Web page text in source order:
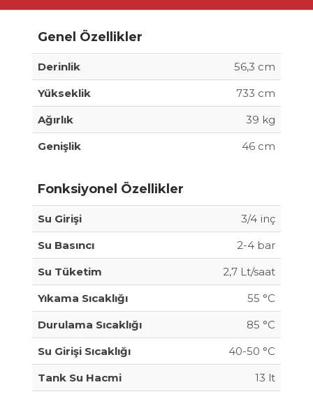
Genel Özellikler
Derinlik
56,3 cm
Yükseklik
733 cm
Ağırlık
39 kg
Genişlik
46 cm
Fonksiyonel Özellikler
Su Girişi
3/4 inç
Su Basıncı
2-4 bar
Su Tüketim
2,7 Lt/saat
Yıkama Sıcaklığı
55 °C
Durulama Sıcaklığı
85 °C
Su Girişi Sıcaklığı
40-50 °C
Tank Su Hacmi
13 lt